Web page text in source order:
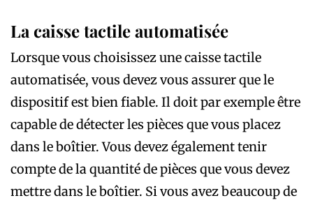
La caisse tactile automatisée
Lorsque vous choisissez une caisse tactile
automatisée, vous devez vous assurer que le
dispositif est bien fiable. Il doit par exemple être
capable de détecter les pièces que vous placez
dans le boîtier. Vous devez également tenir
compte de la quantité de pièces que vous devez
mettre dans le boîtier. Si vous avez beaucoup de